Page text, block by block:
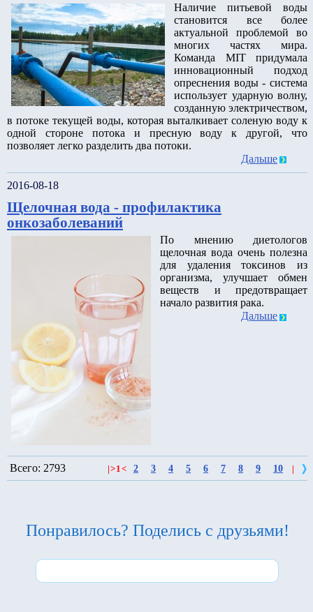
Наличие питьевой воды
становится все более
актуальной проблемой во
многих частях мира.
Команда MIT придумала
инновационный подход
опреснения воды - система
использует ударную волну,
созданную электричеством,
в потоке текущей воды, которая выталкивает соленую воду к
одной стороне потока и пресную воду к другой, что
позволяет легко разделить два потоки.
Дальше
2016-08-18
Щелочная вода - профилактика
онкозаболеваний
По мнению диетологов
щелочная вода очень полезна
для удаления токсинов из
организма, улучшает обмен
веществ и предотвращает
начало развития рака.
Дальше
Всего: 2793 >1< 2 3 4 5 6 7 8 9 10
Понравилось? Поделись с друзьями!